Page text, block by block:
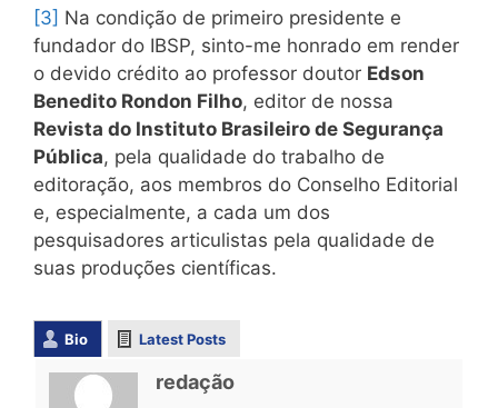
[3] Na condição de primeiro presidente e
fundador do IBSP, sinto-me honrado em render
o devido crédito ao professor doutor Edson
Benedito Rondon Filho, editor de nossa
Revista do Instituto Brasileiro de Segurança
Pública, pela qualidade do trabalho de
editoração, aos membros do Conselho Editorial
e, especialmente, a cada um dos
pesquisadores articulistas pela qualidade de
suas produções científicas.
Bio Latest Posts
redação